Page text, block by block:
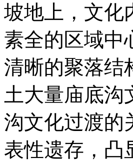
坡地上，文化
素全的区域中
清晰的聚落结
土大量庙底沟
沟文化过渡的
表性遗存，凸